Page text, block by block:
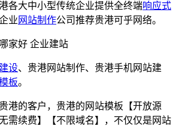
各大中小型传统企业提供全终端响应式
业 网站制作公司推荐贵港可乎网络。
设、贵港网站制作、贵港手机网站建
板。
港的客户，贵港的网站模板【开放源
需续费】【不限域名】，不仅仅是网站